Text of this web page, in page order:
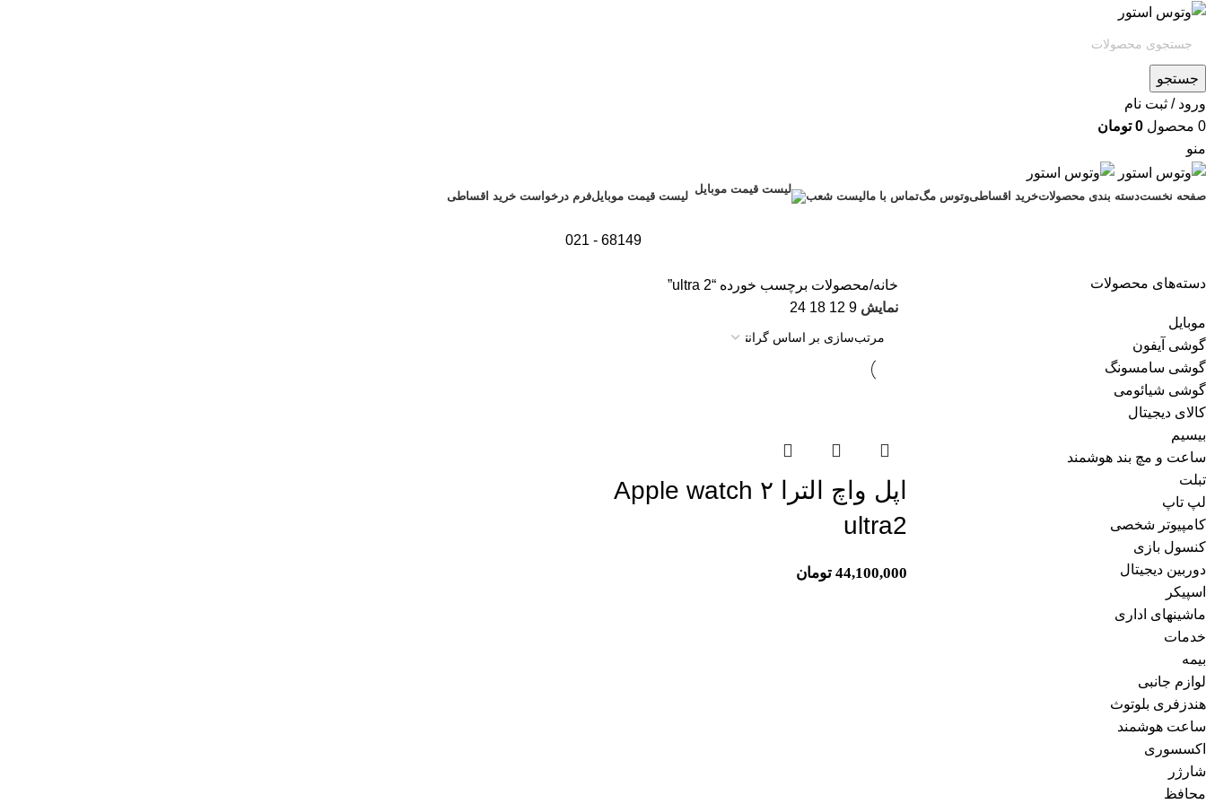
جستجو
ورود / ثبت نام
0 محصول 0 تومان
منو
صفحه نخستدسته بندی محصولاتخرید اقساطیوتوس مگتماس با مالیست شعب لیست قیمت موبایلفرم درخواست خرید اقساطی
68149 - 021
دسته‌های محصولات
موبایل
گوشی آیفون
گوشی سامسونگ
گوشی شیائومی
کالای دیجیتال
بیسیم
ساعت و مچ بند هوشمند
تبلت
لپ تاپ
کامپیوتر شخصی
کنسول بازی
دوربین دیجیتال
اسپیکر
ماشینهای اداری
خدمات
بیمه
لوازم جانبی
هندزفری بلوتوث
ساعت هوشمند
اکسسوری
شارژر
محافظ
خانه محصولات برچسب خورده “ultra 2”
نمایش9
12
18
24
اپل واچ الترا ۲ Apple watch
ultra2
44,100,000 تومان